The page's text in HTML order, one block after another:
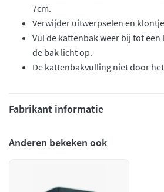
7cm.
Verwijder uitwerpselen en
Vul de kattenbak weer bij tot een
de bak licht op.
De kattenbakvulling niet door
Fabrikant informatie
Anderen bekeken ook